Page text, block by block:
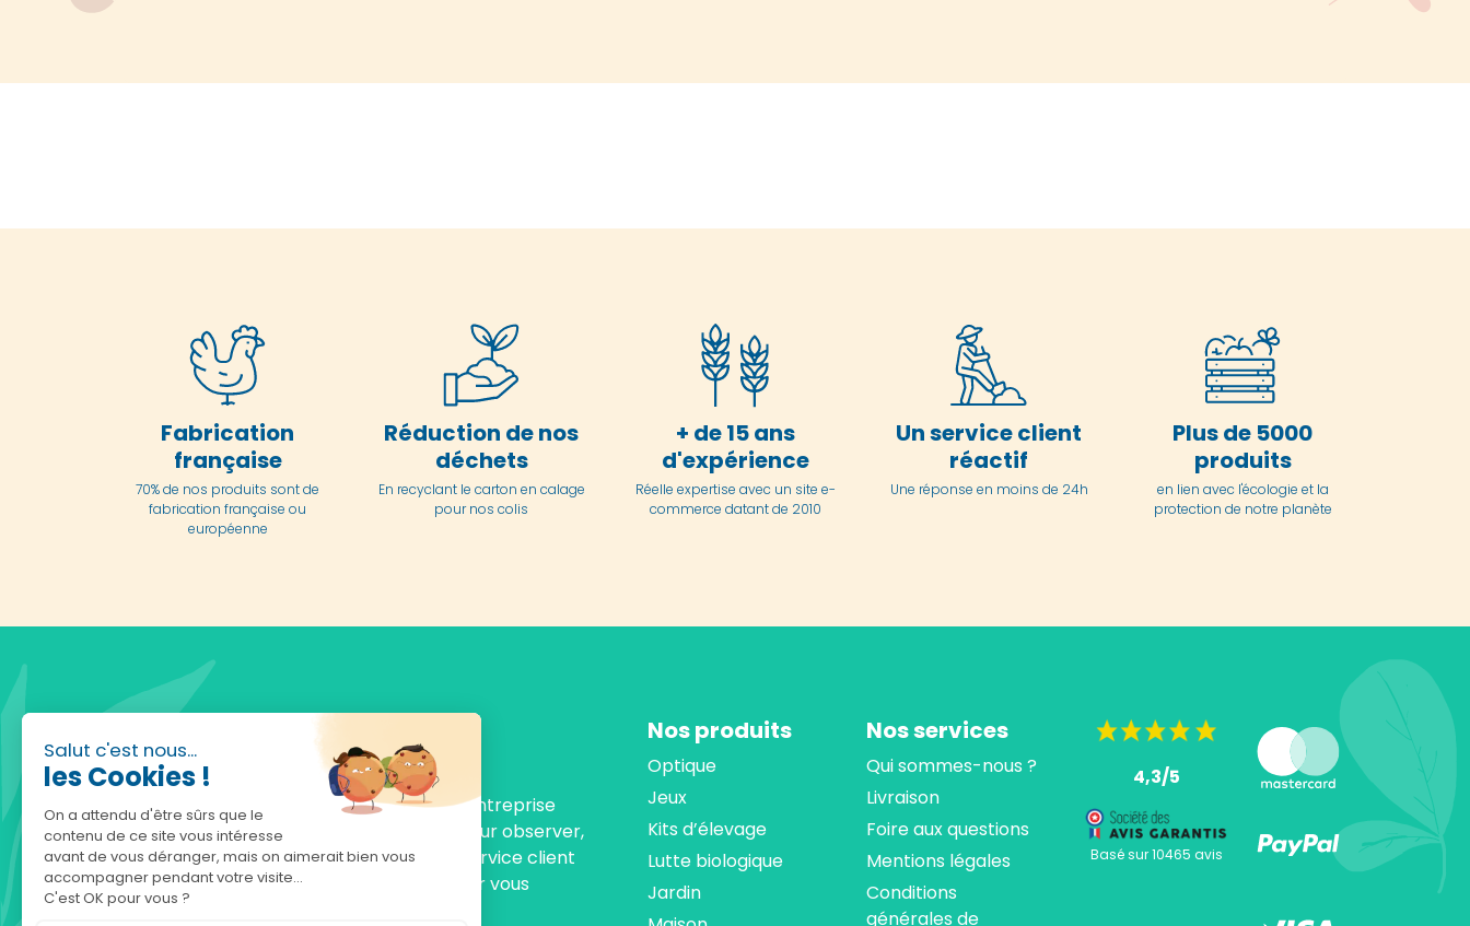
Salut c'est nous...
les Cookies !
On a attendu d'être sûrs que le
contenu de ce site vous intéresse
avant de vous déranger, mais on aimerait bien vous
accompagner pendant votre visite...
C'est OK pour vous ?
Fabrication
française
70% de nos produits sont de
fabrication française ou
européenne
Réduction de nos
déchets
En recyclant le carton en calage
pour nos colis
+ de 15 ans
d'expérience
Réelle expertise avec un site e-
commerce datant de 2010
Un service client
réactif
Une réponse en moins de 24h
Plus de 5000
produits
en lien avec l'écologie et la
protection de notre planète
Fondée en 2010, achatnature.com est une entreprise
française qui réunit plus de 5000 produits pour observer,
comprendre et protéger la nature. Notre service client
est à votre écoute, du lundi au vendredi, pour vous
accompagner.
Nos produits
Optique
Jeux
Kits d’élevage
Lutte biologique
Jardin
Nos services
Qui sommes-nous ?
Livraison
Foire aux questions
Mentions légales
Conditions
générales de
4,3/5
Basé sur 10465 avis